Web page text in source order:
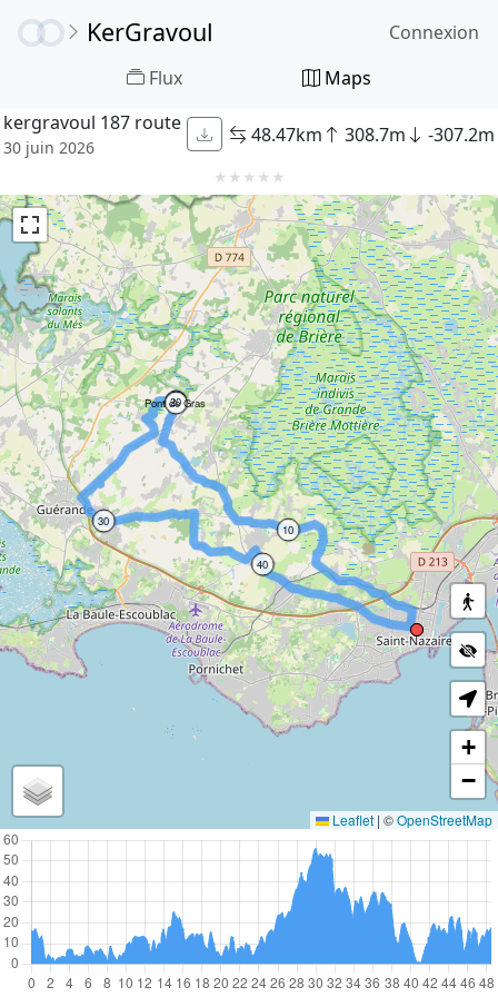
KerGravoul
Flux Maps
Connexion
kergravoul 187 route
30 juin 2026
48.47km 308.7m -307.2m
★ ★ ★ ★ ★
10
20
30
40
Pont de Gras
+
−
Leaflet | ©OpenStreetMap